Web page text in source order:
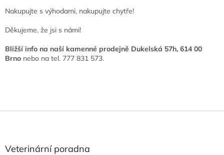
Nakupujte s výhodami, nakupujte chytře!
Děkujeme, že jsi s námi!
Bližší info na naší kamenné prodejně Dukelská 57h, 614 00
Brno nebo na tel. 777 831 573.
Z
aVeterinární poradna